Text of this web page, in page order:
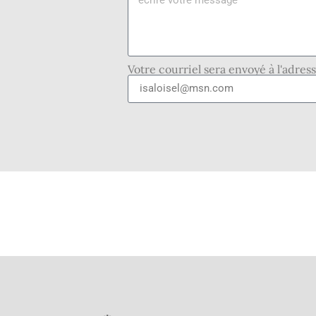
Votre courriel sera envoyé à